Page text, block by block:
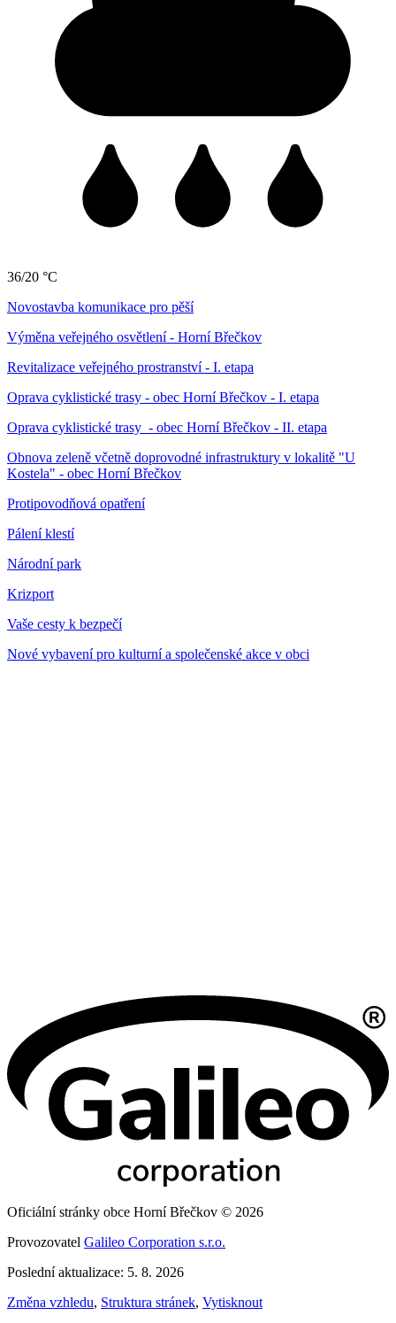
36/20 °C
Novostavba komunikace pro pěší
Výměna veřejného osvětlení - Horní Břečkov
Revitalizace veřejného prostranství - I. etapa
Oprava cyklistické trasy - obec Horní Břečkov - I. etapa
Oprava cyklistické trasy - obec Horní Břečkov - II. etapa
Obnova zeleně včetně doprovodné infrastruktury v lokalitě "U
Kostela" - obec Horní Břečkov
Protipovodňová opatření
Pálení klestí
Národní park
Krizport
Vaše cesty k bezpečí
Nové vybavení pro kulturní a společenské akce v obci
Oficiální stránky obce Horní Břečkov © 2026
Provozovatel Galileo Corporation s.r.o.
Poslední aktualizace: 5. 8. 2026
Změna vzhledu, Struktura stránek, Vytisknout